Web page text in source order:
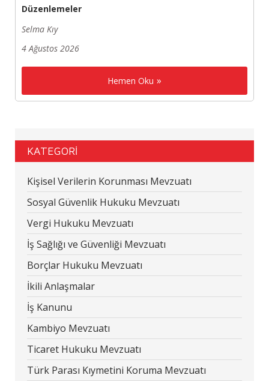
Düzenlemeler
Selma Kıy
4 Ağustos 2026
Hemen Oku
KATEGORİ
Kişisel Verilerin Korunması Mevzuatı
Sosyal Güvenlik Hukuku Mevzuatı
Vergi Hukuku Mevzuatı
İş Sağlığı ve Güvenliği Mevzuatı
Borçlar Hukuku Mevzuatı
İkili Anlaşmalar
İş Kanunu
Kambiyo Mevzuatı
Ticaret Hukuku Mevzuatı
Türk Parası Kıymetini Koruma Mevzuatı